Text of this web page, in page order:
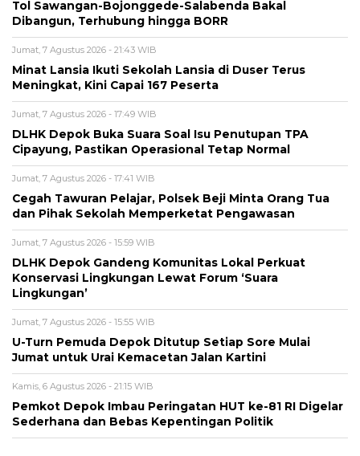
Tol Sawangan-Bojonggede-Salabenda Bakal
Dibangun, Terhubung hingga BORR
Jumat, 7 Agustus 2026 - 21:43 WIB
Minat Lansia Ikuti Sekolah Lansia di Duser Terus
Meningkat, Kini Capai 167 Peserta
Jumat, 7 Agustus 2026 - 17:49 WIB
DLHK Depok Buka Suara Soal Isu Penutupan TPA
Cipayung, Pastikan Operasional Tetap Normal
Jumat, 7 Agustus 2026 - 17:41 WIB
Cegah Tawuran Pelajar, Polsek Beji Minta Orang Tua
dan Pihak Sekolah Memperketat Pengawasan
Jumat, 7 Agustus 2026 - 15:59 WIB
DLHK Depok Gandeng Komunitas Lokal Perkuat
Konservasi Lingkungan Lewat Forum ‘Suara
Lingkungan’
Jumat, 7 Agustus 2026 - 15:55 WIB
U-Turn Pemuda Depok Ditutup Setiap Sore Mulai
Jumat untuk Urai Kemacetan Jalan Kartini
Kamis, 6 Agustus 2026 - 21:15 WIB
Pemkot Depok Imbau Peringatan HUT ke-81 RI Digelar
Sederhana dan Bebas Kepentingan Politik